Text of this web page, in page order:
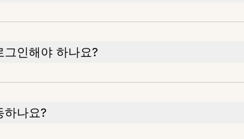
인해야 하나요?
하나요?